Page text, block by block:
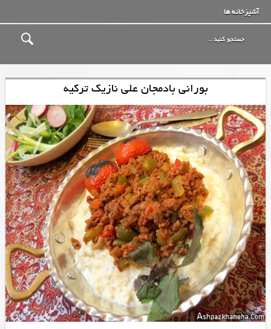
آشپزخانه ها
بورانی بادمجان علی نازیک ترکیه